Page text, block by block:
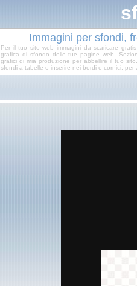
Immagini per sfondi,
Per il tuo sito web immagini da scaricare
grafica di sfondo delle tue pagine web.
grafici di mia produzione per abbellire il tuo
sfondi a tabelle o inserire nei bordi e cornici, per